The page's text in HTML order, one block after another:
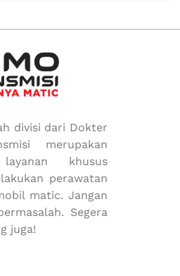
divisi dari Dokter
merupakan
khusus
perawatan
matic. Jangan
Segera
juga!